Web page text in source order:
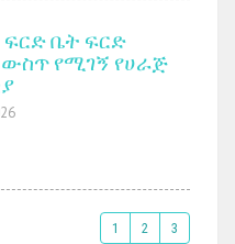
ቤት ፍርድ
የሚገኝ የሀራጅ
1 2 3